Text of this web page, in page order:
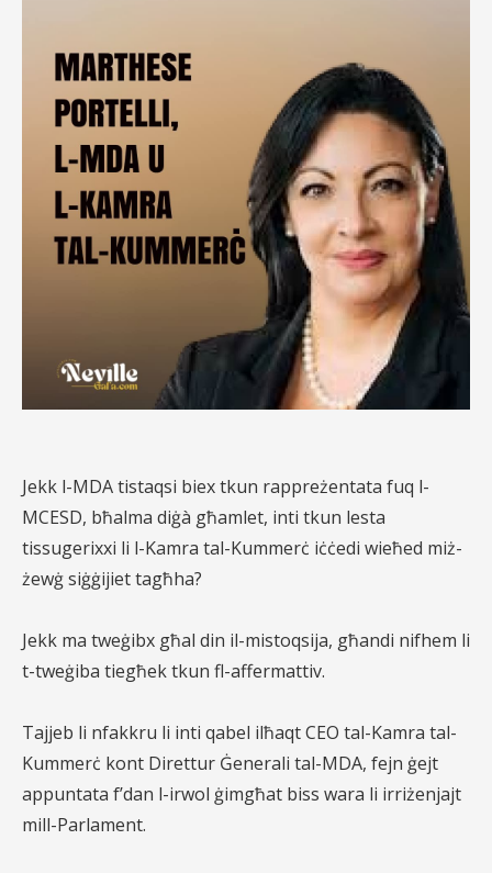
Jekk l-MDA tistaqsi biex tkun rappreżentata fuq l-
MCESD, bħalma diġà għamlet, inti tkun lesta
tissugerixxi li l-Kamra tal-Kummerċ iċċedi wieħed miż-
żewġ siġġijiet tagħha?
Jekk ma tweġibx għal din il-mistoqsija, għandi nifhem li
t-tweġiba tiegħek tkun fl-affermattiv.
Tajjeb li nfakkru li inti qabel ilħaqt CEO tal-Kamra tal-
Kummerċ kont Direttur Ġenerali tal-MDA, fejn ġejt
appuntata f’dan l-irwol ġimgħat biss wara li irriżenjajt
mill-Parlament.